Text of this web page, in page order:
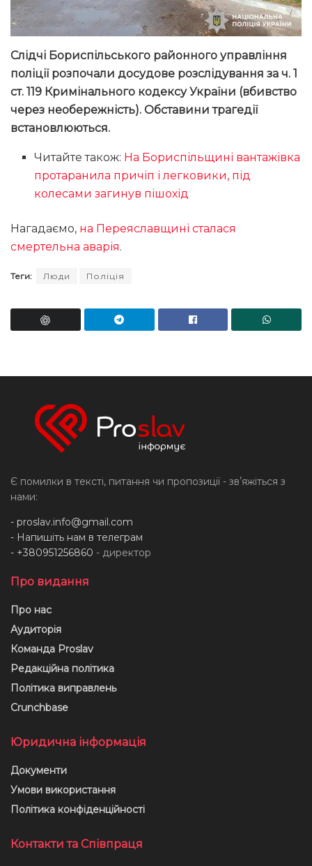
Слідчі Бориспільського районного управління
поліції розпочали досудове розслідування за ч. 1
ст. 119 Кримінального кодексу України (вбивство
через необережність). Обставини трагедії
встановлюються.
Читайте також: На Бориспільщині вантажівка
протаранила причіп і легковики, під
колесами загинув пішохід
Нагадаємо, на Переяславщині сталася
смертельна аварія.
Теги: Люди Поліція
Є помилки в тексті, питання чи пропозиції - звʼяжіться з
нами:
- proslav.info@gmail.com
- Напишіть нам в телеграм
- +380951256860 - директор
Про видання
Про нас
Аудиторія
Команда Proslav
Редакційна політика
Політика виправлень
Crunchbase
Юридична інформація
Документи
Умови використання
Політика конфіденційності
Контакти та Співпраця